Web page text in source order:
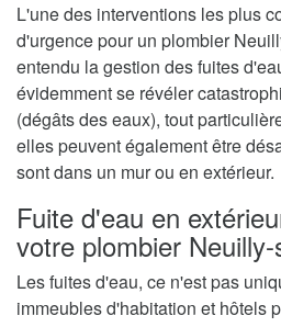
L'une des interventions les plus
d'urgence pour un plombier
entendu la gestion des fuites
évidemment se révéler
(dégâts des eaux), tout
elles peuvent également être
sont dans un mur ou en extérieur.
Fuite d'eau en
votre plombier
Les fuites d'eau, ce n'est pas
immeubles d'habitation et hôtels